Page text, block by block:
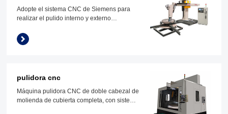
Adopte el sistema CNC de Siemens para
realizar el pulido interno y externo
pulidora cnc
Máquina pulidora CNC de doble cabezal de
molienda de cubierta completa, con sistema